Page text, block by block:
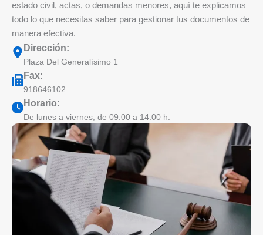
estado civil, actas, o demandas menores, aquí te explicamos
todo lo que necesitas saber para gestionar tus documentos de
manera efectiva.
Dirección:
Plaza Del Generalísimo 1
Fax:
918646102
Horario:
De lunes a viernes, de 09:00 a 14:00 h.